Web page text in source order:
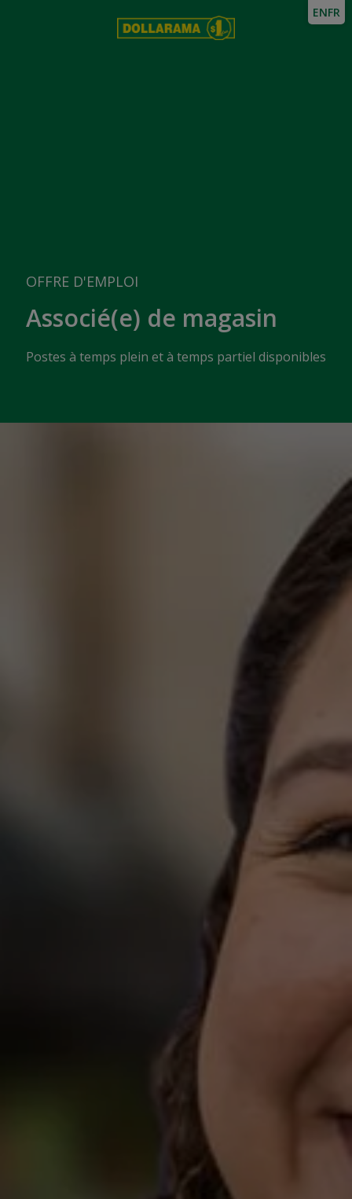
OFFRE D'EMPLOI
Associé(e) de magasin
Postes à temps plein et à temps partiel disponibles
ENFR